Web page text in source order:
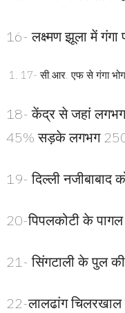
16- लक्ष्मण झूला में गंगा
17- सी.आर. एफ से गंगा
18- केंद्र से जहां
45% सड़के लगभग 250
19- दिल्ली नजीबाबाद
20-पिपलकोटी के पागल
21- सिंगटाली के पुल की
22-लालढांग चिलरखाल